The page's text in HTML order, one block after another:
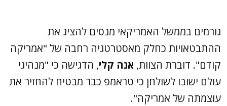
גורמים בממשל האמריקאי מנסים להציג את
ההתבטאויות כחלק מאסטרטגיה רחבה של "אמריקה
קודם". דוברת הצוות, אנה קלי, הדגישה כי "מנהיגי
עולם ישובו לשולחן כי טראמפ כבר מבטיח להחזיר את
עוצמתה של אמריקה".